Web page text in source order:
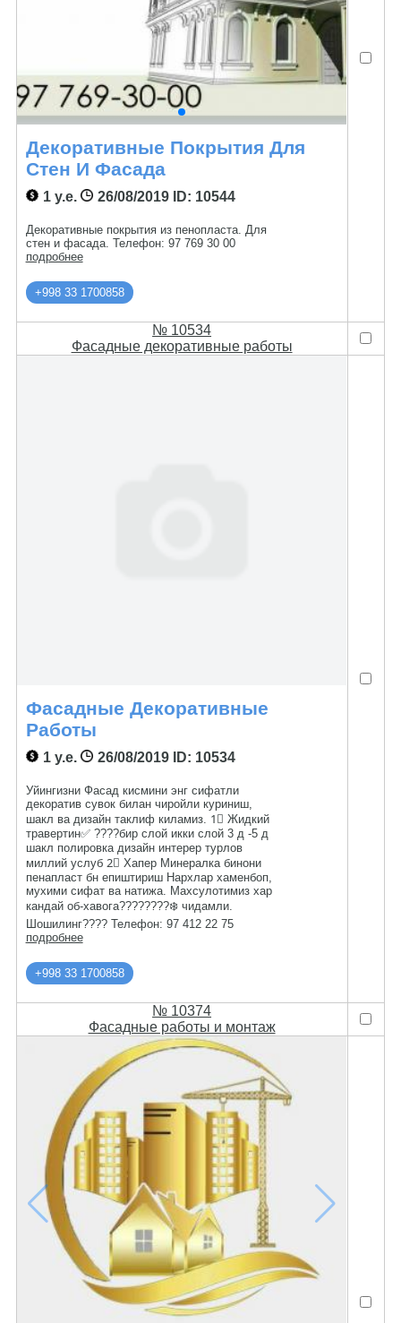
Декоративные Покрытия Для
Стен И Фасада
1 у.е. 26/08/2019ID: 10544
Декоративные покрытия из пенопласта. Для
стен и фасада. Телефон: 97 769 30 00
подробнее
+998 33 1700858
№ 10534
Фасадные декоративные работы
Фасадные Декоративные
Работы
1 у.е. 26/08/2019ID: 10534
Уйингизни Фасад кисмини энг сифатли
декоратив сувок билан чиройли куриниш,
шакл ва дизайн таклиф киламиз. 1⃣ Жидкий
травертин✅ ????бир слой икки слой 3 д -5 д
шакл полировка дизайн интерер турлов
миллий услуб 2⃣ Хапер Минералка бинони
пенапласт бн епиштириш Нархлар хаменбоп,
мухими сифат ва натижа. Махсулотимиз хар
кандай об-хавога????????❄️ чидамли.
Шошилинг???? Телефон: 97 412 22 75
подробнее
+998 33 1700858
№ 10374
Фасадные работы и монтаж